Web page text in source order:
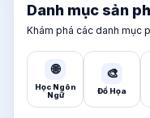
Danh mục sản
Khám phá các danh mục
🌐
Học Ngôn
Ngữ
🎨
Đồ Họa